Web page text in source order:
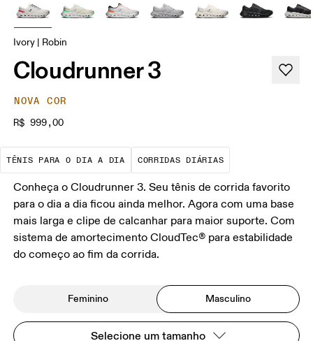
Ivory | Robin
Cloudrunner 3
NOVA COR
R$ 999,00
TÊNIS PARA O DIA A DIA
A melhor escolha para a maioria
CORRIDAS DIÁRIAS
São corridas de
Conheça o Cloudrunner 3. Seu tênis de corrida favorito
para o dia a dia ficou ainda melhor. Agora com uma base
mais larga e clipe de calcanhar para maior suporte. Com
sistema de amortecimento CloudTec® para estabilidade
do começo ao fim da corrida.
Feminino Masculino
Selecione um tamanho